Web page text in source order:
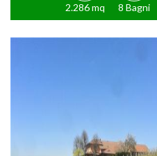
2.286 mq 8 Bagni